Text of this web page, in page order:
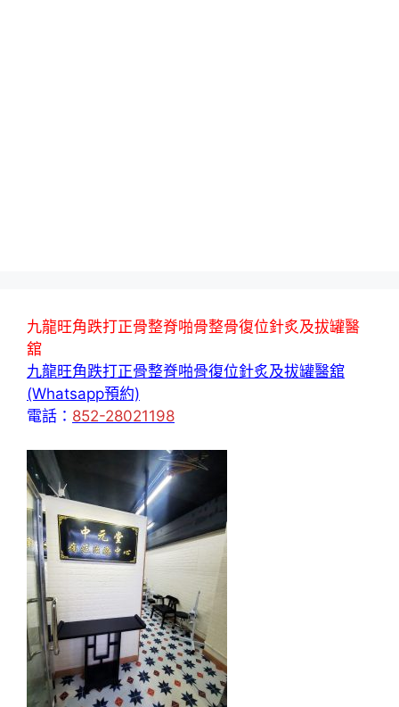
九龍旺角跌打正骨整脊啪骨整骨復位針炙及拔罐醫
舘
九龍旺角跌打正骨整脊啪骨復位針炙及拔罐醫舘
(Whatsapp預約)
電話： 852-28021198